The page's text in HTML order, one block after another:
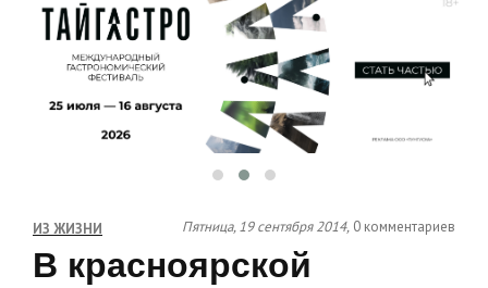
ИЗ ЖИЗНИ Пятница, 19 сентября 2014, 0 комментариев
В красноярской